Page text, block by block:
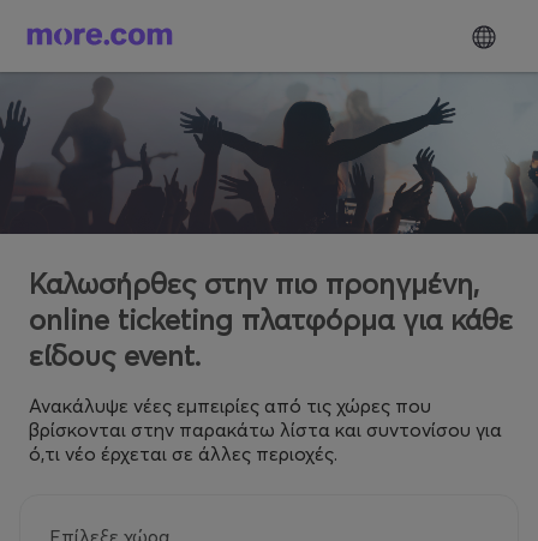
Καλωσήρθες στην πιο προηγμένη,
online ticketing πλατφόρμα για κάθε
είδους event.
Ανακάλυψε νέες εμπειρίες από τις χώρες που
βρίσκονται στην παρακάτω λίστα και συντονίσου για
ό,τι νέο έρχεται σε άλλες περιοχές.
Επίλεξε χώρα